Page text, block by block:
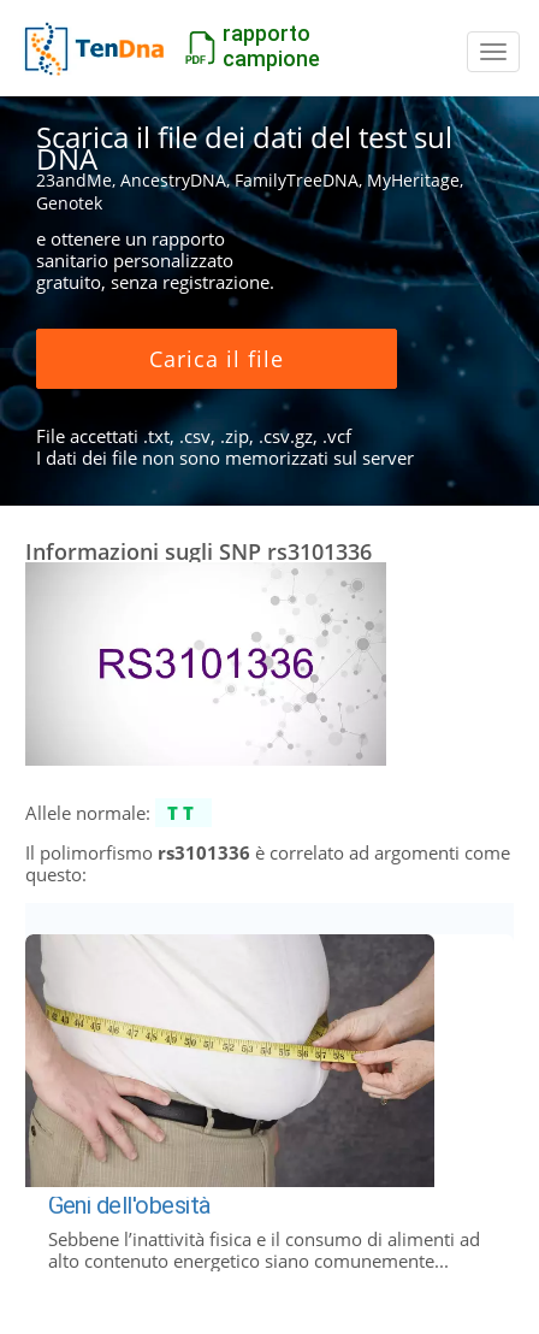
rapporto
campione
Scarica il file dei dati del test sul
DNA
23andMe, AncestryDNA, FamilyTreeDNA, MyHeritage,
Genotek
e ottenere un rapporto
sanitario personalizzato
gratuito, senza registrazione.
Carica il file
File accettati .txt, .csv, .zip, .csv.gz, .vcf
I dati dei file non sono memorizzati sul server
Informazioni sugli SNP rs3101336
Allele normale:
TT
Il polimorfismo rs3101336 è correlato ad argomenti come
questo:
Geni dell'obesità
Sebbene l’inattività fisica e il consumo di alimenti ad
alto contenuto energetico siano comunemente...